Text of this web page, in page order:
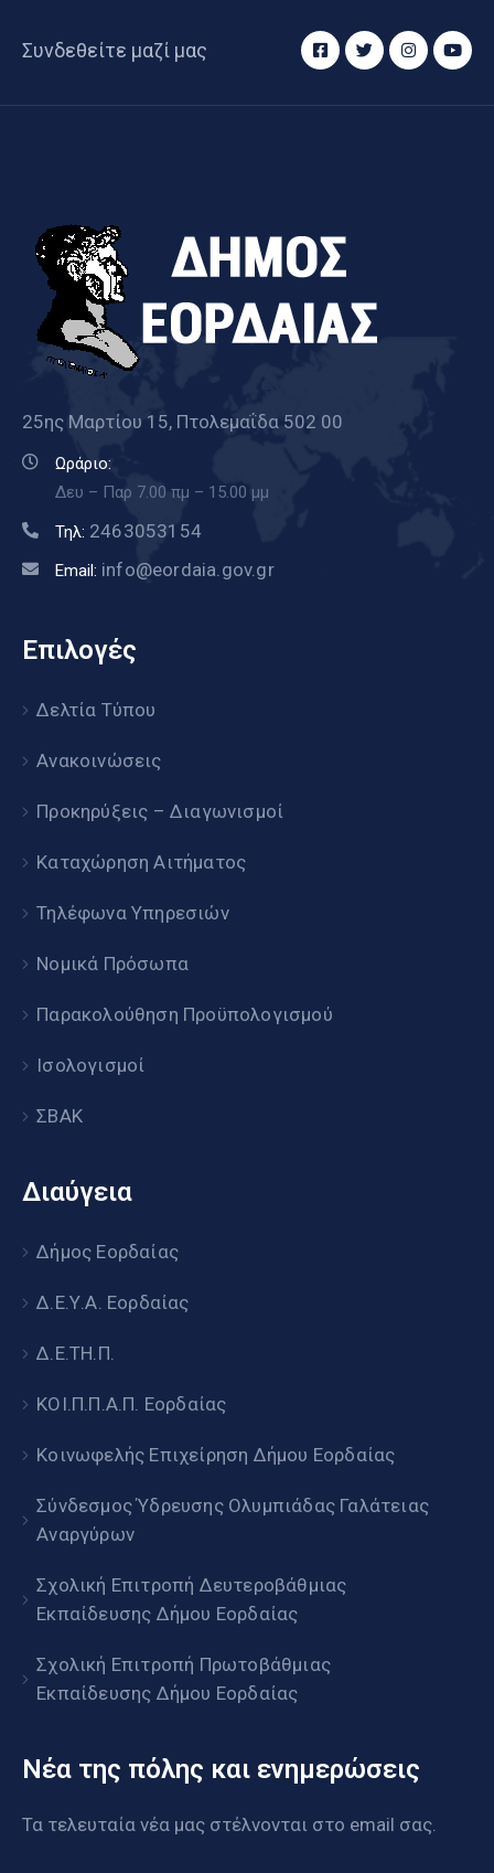
Συνδεθείτε μαζί μας
25ης Μαρτίου 15, Πτολεμαΐδα 502 00
Ωράριο:
Δευ – Παρ 7.00 πμ – 15.00 μμ
Τηλ: 2463053154
Email: info@eordaia.gov.gr
Επιλογές
Δελτία Τύπου
Ανακοινώσεις
Προκηρύξεις – Διαγωνισμοί
Καταχώρηση Αιτήματος
Τηλέφωνα Υπηρεσιών
Νομικά Πρόσωπα
Παρακολούθηση Προϋπολογισμού
Ισολογισμοί
ΣΒΑΚ
Διαύγεια
Δήμος Εορδαίας
Δ.Ε.Υ.Α. Εορδαίας
Δ.Ε.ΤΗ.Π.
ΚΟΙ.Π.Π.Α.Π. Εορδαίας
Κοινωφελής Επιχείρηση Δήμου Εορδαίας
Σύνδεσμος Ύδρευσης Ολυμπιάδας Γαλάτειας
Αναργύρων
Σχολική Επιτροπή Δευτεροβάθμιας
Εκπαίδευσης Δήμου Εορδαίας
Σχολική Επιτροπή Πρωτοβάθμιας
Εκπαίδευσης Δήμου Εορδαίας
Νέα της πόλης και ενημερώσεις
Τα τελευταία νέα μας στέλνονται στο email σας.